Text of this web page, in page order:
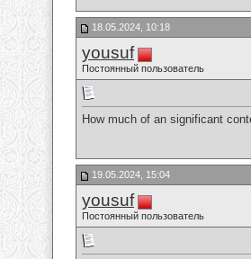
18.05.2024, 10:18
yousuf
Постоянный пользователь
How much of an significant
19.05.2024, 15:04
yousuf
Постоянный пользователь